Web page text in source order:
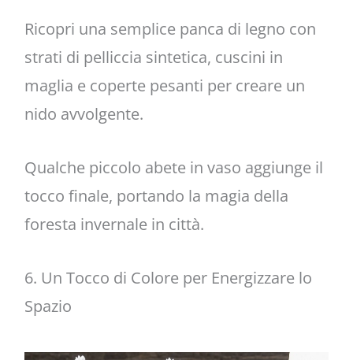
Ricopri una semplice panca di legno con
strati di pelliccia sintetica, cuscini in
maglia e coperte pesanti per creare un
nido avvolgente.
Qualche piccolo abete in vaso aggiunge il
tocco finale, portando la magia della
foresta invernale in città.
6. Un Tocco di Colore per Energizzare lo
Spazio